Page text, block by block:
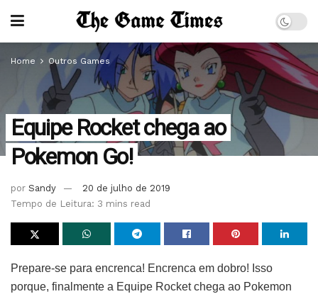
Home Outros Games
Equipe Rocket chega ao
Pokemon Go!
por Sandy
20 de julho de 2019
Tempo de Leitura: 3 mins read
Prepare-se para encrenca! Encrenca em dobro! Isso
porque, finalmente a Equipe Rocket chega ao Pokemon